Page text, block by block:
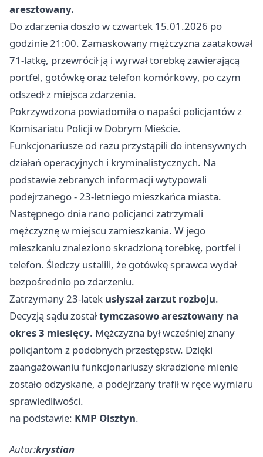
aresztowany.
Do zdarzenia doszło w czwartek 15.01.2026 po
godzinie 21:00. Zamaskowany mężczyzna zaatakował
71-latkę, przewrócił ją i wyrwał torebkę zawierającą
portfel, gotówkę oraz telefon komórkowy, po czym
odszedł z miejsca zdarzenia.
Pokrzywdzona powiadomiła o napaści policjantów z
Komisariatu Policji w Dobrym Mieście.
Funkcjonariusze od razu przystąpili do intensywnych
działań operacyjnych i kryminalistycznych. Na
podstawie zebranych informacji wytypowali
podejrzanego - 23-letniego mieszkańca miasta.
Następnego dnia rano policjanci zatrzymali
mężczyznę w miejscu zamieszkania. W jego
mieszkaniu znaleziono skradzioną torebkę, portfel i
telefon. Śledczy ustalili, że gotówkę sprawca wydał
bezpośrednio po zdarzeniu.
Zatrzymany 23-latek usłyszał zarzut rozboju.
Decyzją sądu zostałtymczasowo aresztowany na
okres 3 miesięcy. Mężczyzna był wcześniej znany
policjantom z podobnych przestępstw. Dzięki
zaangażowaniu funkcjonariuszy skradzione mienie
zostało odzyskane, a podejrzany trafił w ręce wymiaru
sprawiedliwości.
na podstawie: KMP Olsztyn.
Autor:krystian